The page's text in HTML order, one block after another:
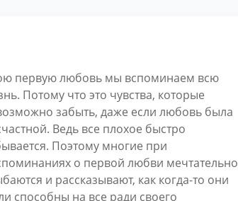
первую любовь мы вспоминаем всю
Потому что это чувства, которые
забыть, даже если любовь была
Ведь все плохое быстро
Поэтому многие при
о первой любви мечтательно
и рассказывают, как когда-то они
способны на все ради своего